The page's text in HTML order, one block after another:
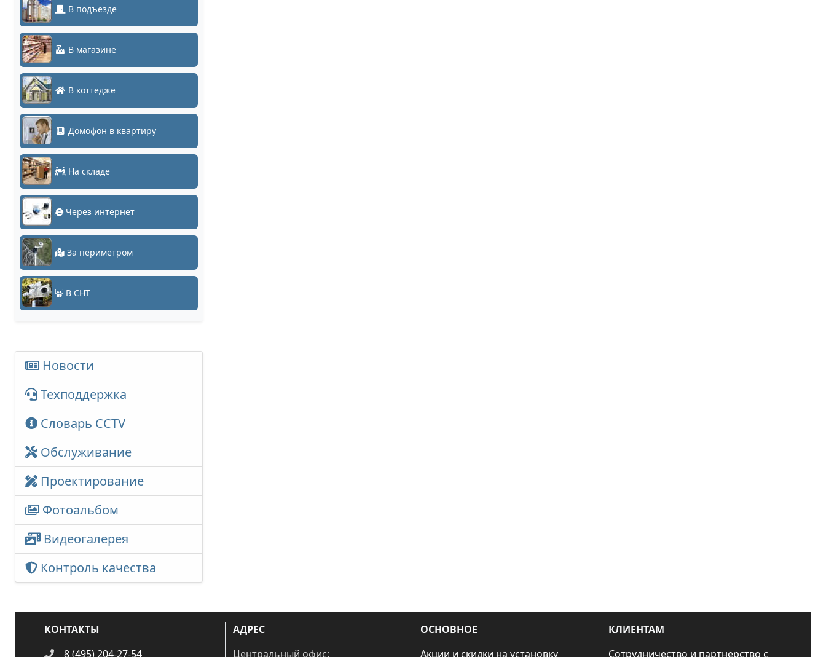
В подъезде
В магазине
В коттедже
Домофон в квартиру
На складе
Через интернет
За периметром
В СНТ
Новости
Техподдержка
Словарь CCTV
Обслуживание
Проектирование
Фотоальбом
Видеогалерея
Контроль качества
КОНТАКТЫ
8 (495) 204-27-54
АДРЕС
Центральный офис:
ОСНОВНОЕ
Акции и скидки на установку
КЛИЕНТАМ
Сотрудничество и партнерство с